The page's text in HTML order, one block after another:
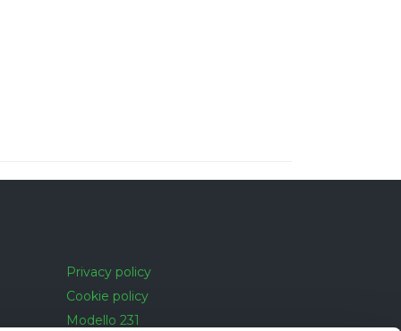
Privacy policy
Cookie policy
Modello 231